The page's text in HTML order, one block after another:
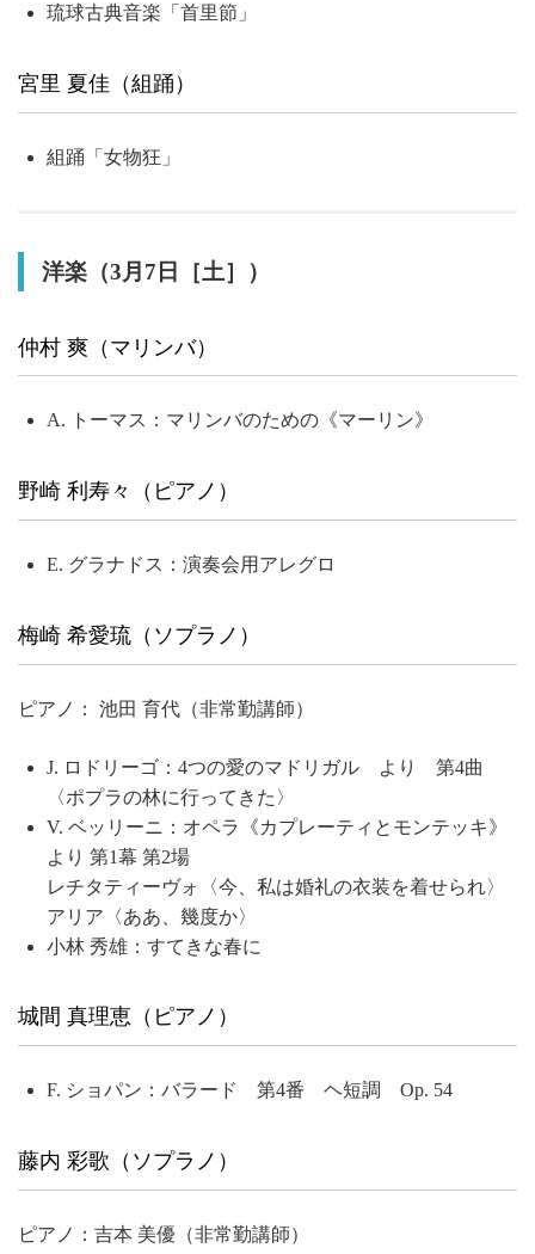
琉球古典音楽「首里節」
宮里 夏佳（組踊）
組踊「女物狂」
洋楽（3月7日［土］）
仲村 爽（マリンバ）
A. トーマス：マリンバのための《マーリン》
野崎 利寿々（ピアノ）
E. グラナドス：演奏会用アレグロ
梅崎 希愛琉（ソプラノ）
ピアノ： 池田 育代（非常勤講師）
J. ロドリーゴ：4つの愛のマドリガル より 第4曲
〈ポプラの林に行ってきた〉
V. ベッリーニ：オペラ《カプレーティとモンテッキ》
より 第1幕 第2場
レチタティーヴォ〈今、私は婚礼の衣装を着せられ〉
アリア〈ああ、幾度か〉
小林 秀雄：すてきな春に
城間 真理恵（ピアノ）
F. ショパン：バラード 第4番 ヘ短調 Op. 54
藤内 彩歌（ソプラノ）
ピアノ：吉本 美優（非常勤講師）